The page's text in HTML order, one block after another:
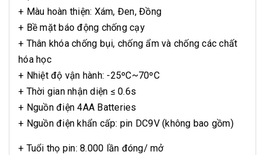
+ Màu hoàn thiện: Xám, Đen, Đồng
+ Bề mặt báo động chống cạy
+ Thân khóa chống bụi, chống ẩm và chống các chất
hóa học
+ Nhiệt độ vận hành: -25ºC~70ºC
+ Thời gian nhận diện ≤ 0.6s
+ Nguồn điện 4AA Batteries
+ Nguồn điện khẩn cấp: pin DC9V (không bao gồm)
+ Tuổi thọ pin: 8.000 lần đóng/ mở